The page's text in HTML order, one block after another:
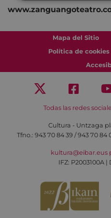
Mapa del Sitio
Política de cookies
Todas las redes
Cultura - Untzaga
Tfno.: 943 70 84 39 / 943 70 84
kultura@eibar.eus
IFZ: P2003100A |